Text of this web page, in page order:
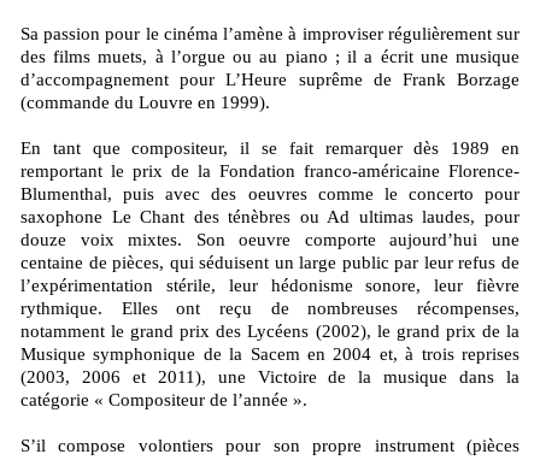
Sa passion pour le cinéma l’amène à improviser régulièrement sur
des films muets, à l’orgue ou au piano ; il a écrit une musique
d’accompagnement pour L’Heure suprême de Frank Borzage
(commande du Louvre en 1999).
En tant que compositeur, il se fait remarquer dès 1989 en
remportant le prix de la Fondation franco-américaine Florence-
Blumenthal, puis avec des oeuvres comme le concerto pour
saxophone Le Chant des ténèbres ou Ad ultimas laudes, pour
douze voix mixtes. Son oeuvre comporte aujourd’hui une
centaine de pièces, qui séduisent un large public par leur refus de
l’expérimentation stérile, leur hédonisme sonore, leur fièvre
rythmique. Elles ont reçu de nombreuses récompenses,
notamment le grand prix des Lycéens (2002), le grand prix de la
Musique symphonique de la Sacem en 2004 et, à trois reprises
(2003, 2006 et 2011), une Victoire de la musique dans la
catégorie « Compositeur de l’année ».
S’il compose volontiers pour son propre instrument (pièces